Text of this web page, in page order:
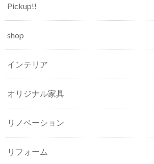
Pickup!!
shop
インテリア
オリジナル家具
リノベーション
リフォーム